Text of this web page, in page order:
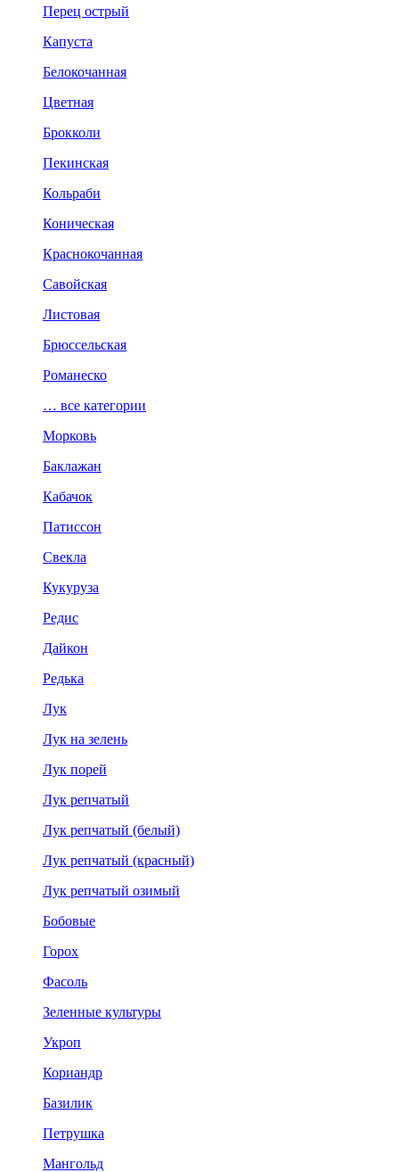
Перец острый
Капуста
Белокочанная
Цветная
Брокколи
Пекинская
Кольраби
Коническая
Краснокочанная
Савойская
Листовая
Брюссельская
Романеско
… все категории
Морковь
Баклажан
Кабачок
Патиссон
Свекла
Кукуруза
Редис
Дайкон
Редька
Лук
Лук на зелень
Лук порей
Лук репчатый
Лук репчатый (белый)
Лук репчатый (красный)
Лук репчатый озимый
Бобовые
Горох
Фасоль
Зеленные культуры
Укроп
Кориандр
Базилик
Петрушка
Мангольд